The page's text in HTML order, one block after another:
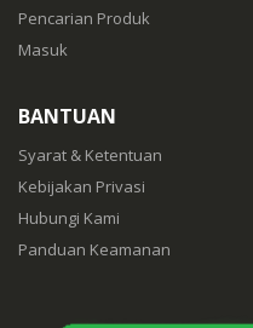
Pencarian Produk
Masuk
BANTUAN
Syarat & Ketentuan
Kebijakan Privasi
Hubungi Kami
Panduan Keamanan